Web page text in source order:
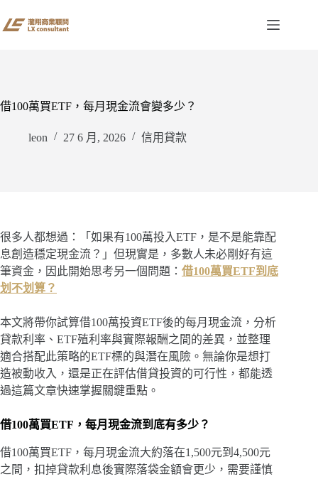
至
借100萬買ETF，每月現金流會變多少？
leon 27 6 月, 2026 信用貸款
很多人都想過：「如果有100萬投入ETF，是不是能靠配
息創造穩定現金流？」但現實是，多數人未必剛好有這
筆資金，因此開始思考另一個問題： 借100萬買ETF到底
划不划算？
本文將帶你試算借100萬投資ETF後的每月現金流，分析
貸款利率、ETF殖利率與實際報酬之間的差異，並整理
適合搭配此策略的ETF標的與潛在風險。無論你是想打
造被動收入，還是正在評估借貸投資的可行性，都能透
過這篇文章快速掌握關鍵重點。
借100萬買ETF，每月現金流到底有多少？
借100萬買ETF，每月現金流大約落在1,500元到4,500元
之間，扣掉貸款利息後實際落袋金額會更少，需要謹慎